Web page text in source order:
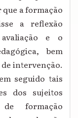
a formação
a reflexão
e o
bem
intervenção.
seguido tais
dos sujeitos
formação